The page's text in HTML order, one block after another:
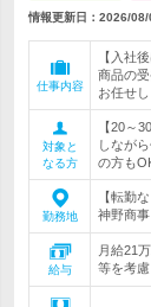
情報更新日：2026/08/
仕事内容
【入社
商品の
お任せ
対象と
なる方
【20～
しなが
の方も
勤務地
【転勤
神野商
給与
月給21
等を考